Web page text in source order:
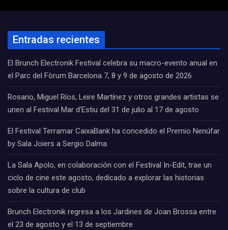
Entradas recientes
El Brunch Electronik Festival celebra su macro-evento anual en
el Parc del Fòrum Barcelona 7, 8 y 9 de agosto de 2026
Rosario, Miguel Ríos, Leire Martínez y otros grandes artistas se
unen al Festival Mar d’Estiu del 31 de julio al 17 de agosto
El Festival Terramar CaixaBank ha concedido el Premio Nenúfar
by Sala Joiers a Sergio Dalma.
La Sala Apolo, en colaboración con el Festival In-Edit, trae un
ciclo de cine este agosto, dedicado a explorar las historias
sobre la cultura de club
Brunch Electronik regresa a los Jardines de Joan Brossa entre
el 23 de agosto y el 13 de septiembre